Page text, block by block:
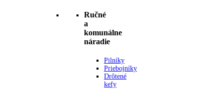
Ručné
a
komunálne
náradie
Pilníky
Priebojníky
Drôtené
kefy